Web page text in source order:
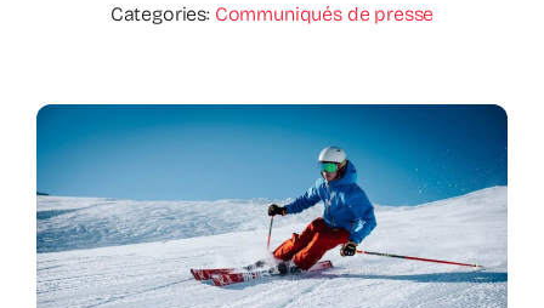
Faq
ABC Van De Toeristische Terminologie
Français
Categories: Communiqués de presse